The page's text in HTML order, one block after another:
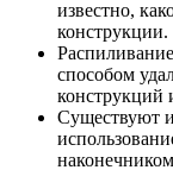
известно,
конструкции.
способом
конструкций
Существуют